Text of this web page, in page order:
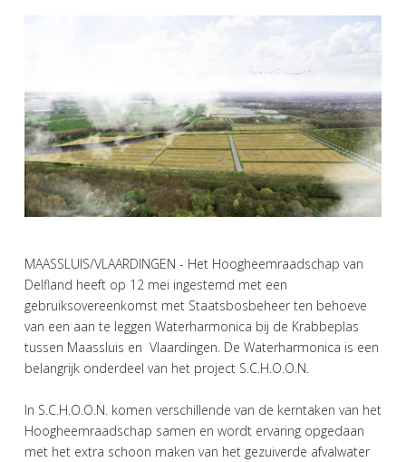
MAASSLUIS/VLAARDINGEN - Het Hoogheemraadschap van
Delfland heeft op 12 mei ingestemd met een
gebruiksovereenkomst met Staatsbosbeheer ten behoeve
van een aan te leggen Waterharmonica bij de Krabbeplas
tussen Maassluis en Vlaardingen. De Waterharmonica is een
belangrijk onderdeel van het project S.C.H.O.O.N.
In S.C.H.O.O.N. komen verschillende van de kerntaken van het
Hoogheemraadschap samen en wordt ervaring opgedaan
met het extra schoon maken van het gezuiverde afvalwater